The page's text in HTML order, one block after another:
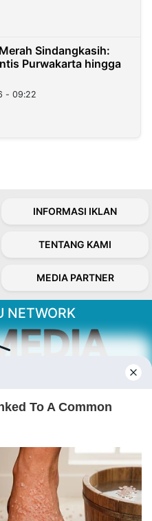
Sindangkasih:
Purwakarta hingga
- 09:22
INFORMASI IKLAN
TENTANG KAMI
MEDIA PARTNER
NETWORK
berita aktual dan